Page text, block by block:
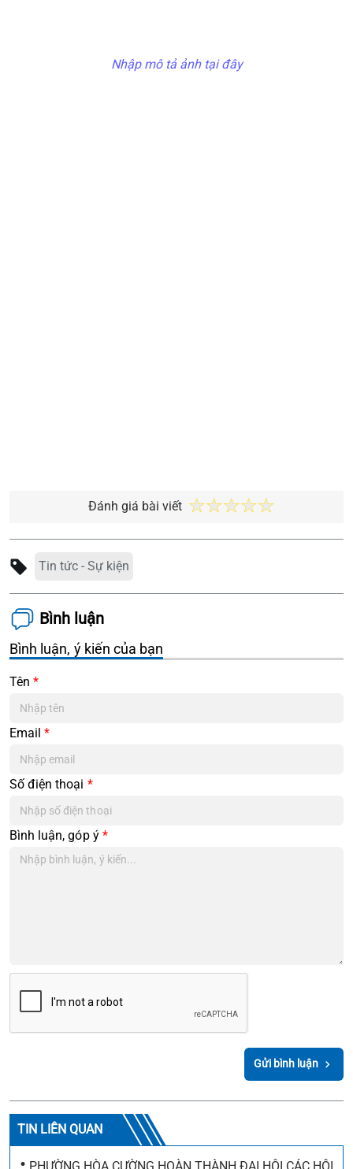
Nhập mô tả ảnh tại đây
Đánh giá bài viết
Tin tức - Sự kiện
Bình luận
Bình luận, ý kiến của bạn
Tên*
Email*
Số điện thoại *
Bình luận, góp ý *
Gửi bình luận
TIN LIÊN QUAN
•